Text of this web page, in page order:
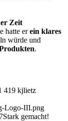
Zeit
hatte erein klares
würde und
.
419 kjlietz
Logo-III.png
Stark gemacht!